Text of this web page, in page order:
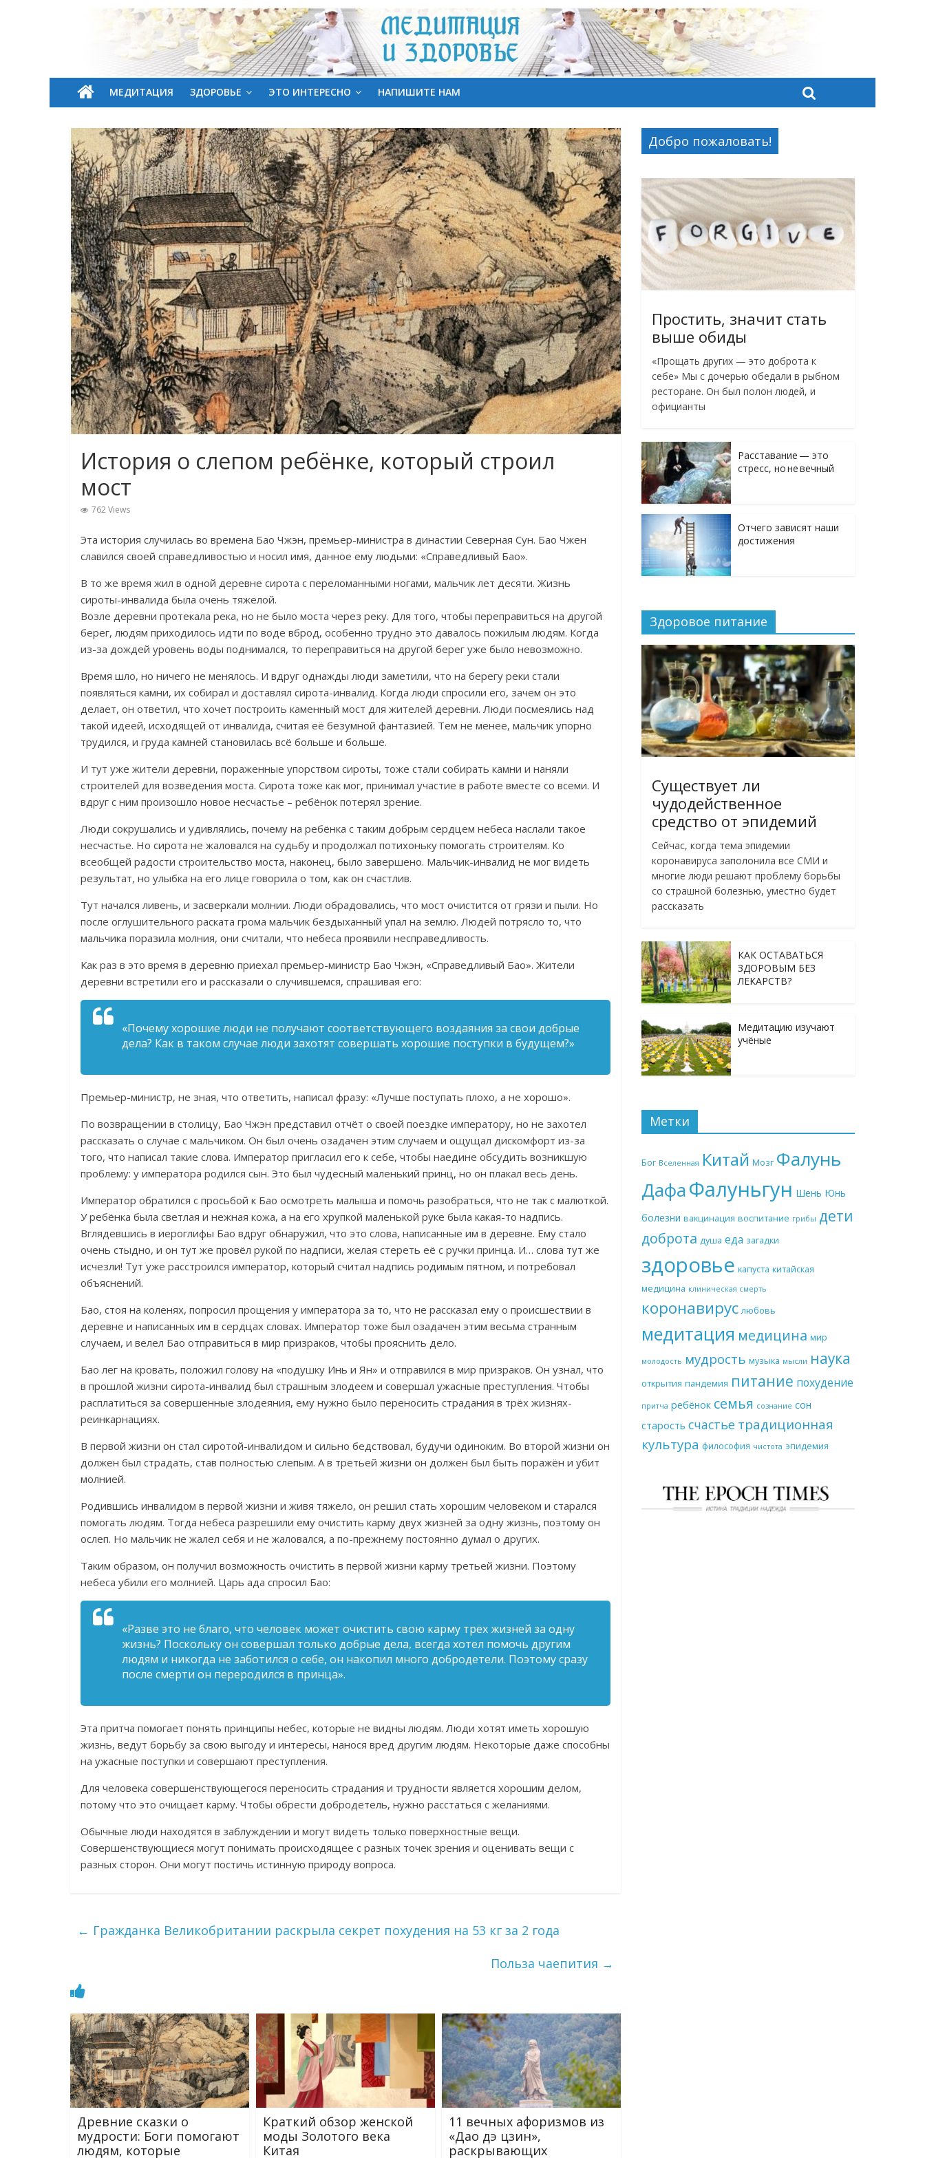
МЕДИТАЦИЯ ЗДОРОВЬЕ ЭТО ИНТЕРЕСНО НАПИШИТЕ НАМ
История о слепом ребёнке, который строил
мост
762 Views
Эта история случилась во времена Бао Чжэн, премьер-министра в династии Северная Сун. Бао Чжен
славился своей справедливостью и носил имя, данное ему людьми: «Справедливый Бао».
В то же время жил в одной деревне сирота с переломанными ногами, мальчик лет десяти. Жизнь
сироты-инвалида была очень тяжелой.
Возле деревни протекала река, но не было моста через реку. Для того, чтобы переправиться на другой
берег, людям приходилось идти по воде вброд, особенно трудно это давалось пожилым людям. Когда
из-за дождей уровень воды поднимался, то переправиться на другой берег уже было невозможно.
Время шло, но ничего не менялось. И вдруг однажды люди заметили, что на берегу реки стали
появляться камни, их собирал и доставлял сирота-инвалид. Когда люди спросили его, зачем он это
делает, он ответил, что хочет построить каменный мост для жителей деревни. Люди посмеялись над
такой идеей, исходящей от инвалида, считая её безумной фантазией. Тем не менее, мальчик упорно
трудился, и груда камней становилась всё больше и больше.
И тут уже жители деревни, пораженные упорством сироты, тоже стали собирать камни и наняли
строителей для возведения моста. Сирота тоже как мог, принимал участие в работе вместе со всеми. И
вдруг с ним произошло новое несчастье – ребёнок потерял зрение.
Люди сокрушались и удивлялись, почему на ребёнка с таким добрым сердцем небеса наслали такое
несчастье. Но сирота не жаловался на судьбу и продолжал потихоньку помогать строителям. Ко
всеобщей радости строительство моста, наконец, было завершено. Мальчик-инвалид не мог видеть
результат, но улыбка на его лице говорила о том, как он счастлив.
Тут начался ливень, и засверкали молнии. Люди обрадовались, что мост очистится от грязи и пыли. Но
после оглушительного раската грома мальчик бездыханный упал на землю. Людей потрясло то, что
мальчика поразила молния, они считали, что небеса проявили несправедливость.
Как раз в это время в деревню приехал премьер-министр Бао Чжэн, «Справедливый Бао». Жители
деревни встретили его и рассказали о случившемся, спрашивая его:
«Почему хорошие люди не получают соответствующего воздаяния за свои добрые
дела? Как в таком случае люди захотят совершать хорошие поступки в будущем?»
Премьер-министр, не зная, что ответить, написал фразу: «Лучше поступать плохо, а не хорошо».
По возвращении в столицу, Бао Чжэн представил отчёт о своей поездке императору, но не захотел
рассказать о случае с мальчиком. Он был очень озадачен этим случаем и ощущал дискомфорт из-за
того, что написал такие слова. Император пригласил его к себе, чтобы наедине обсудить возникшую
проблему: у императора родился сын. Это был чудесный маленький принц, но он плакал весь день.
Император обратился с просьбой к Бао осмотреть малыша и помочь разобраться, что не так с малюткой.
У ребёнка была светлая и нежная кожа, а на его хрупкой маленькой руке была какая-то надпись.
Вглядевшись в иероглифы Бао вдруг обнаружил, что это слова, написанные им в деревне. Ему стало
очень стыдно, и он тут же провёл рукой по надписи, желая стереть её с ручки принца. И… слова тут же
исчезли! Тут уже расстроился император, который считал надпись родимым пятном, и потребовал
объяснений.
Бао, стоя на коленях, попросил прощения у императора за то, что не рассказал ему о происшествии в
деревне и написанных им в сердцах словах. Император тоже был озадачен этим весьма странным
случаем, и велел Бао отправиться в мир призраков, чтобы прояснить дело.
Бао лег на кровать, положил голову на «подушку Инь и Ян» и отправился в мир призраков. Он узнал, что
в прошлой жизни сирота-инвалид был страшным злодеем и совершал ужасные преступления. Чтобы
расплатиться за совершенные злодеяния, ему нужно было переносить страдания в трёх жизнях-
реинкарнациях.
В первой жизни он стал сиротой-инвалидом и сильно бедствовал, будучи одиноким. Во второй жизни он
должен был страдать, став полностью слепым. А в третьей жизни он должен был быть поражён и убит
молнией.
Родившись инвалидом в первой жизни и живя тяжело, он решил стать хорошим человеком и старался
помогать людям. Тогда небеса разрешили ему очистить карму двух жизней за одну жизнь, поэтому он
ослеп. Но мальчик не жалел себя и не жаловался, а по-прежнему постоянно думал о других.
Таким образом, он получил возможность очистить в первой жизни карму третьей жизни. Поэтому
небеса убили его молнией. Царь ада спросил Бао:
«Разве это не благо, что человек может очистить свою карму трёх жизней за одну
жизнь? Поскольку он совершал только добрые дела, всегда хотел помочь другим
людям и никогда не заботился о себе, он накопил много добродетели. Поэтому сразу
после смерти он переродился в принца».
Эта притча помогает понять принципы небес, которые не видны людям. Люди хотят иметь хорошую
жизнь, ведут борьбу за свою выгоду и интересы, нанося вред другим людям. Некоторые даже способны
на ужасные поступки и совершают преступления.
Для человека совершенствующегося переносить страдания и трудности является хорошим делом,
потому что это очищает карму. Чтобы обрести добродетель, нужно расстаться с желаниями.
Обычные люди находятся в заблуждении и могут видеть только поверхностные вещи.
Совершенствующиеся могут понимать происходящее с разных точек зрения и оценивать вещи с
разных сторон. Они могут постичь истинную природу вопроса.
← Гражданка Великобритании раскрыла секрет похудения на 53 кг за 2 года
Польза чаепития →
Древние сказки о
мудрости: Боги помогают
людям, которые
Краткий обзор женской
моды Золотого века
Китая
11 вечных афоризмов из
«Дао дэ цзин»,
раскрывающих
Добро пожаловать!
Простить, значит стать
выше обиды
«Прощать других — это доброта к
себе» Мы с дочерью обедали в рыбном
ресторане. Он был полон людей, и
официанты
Расставание — это
стресс, но не вечный
Отчего зависят наши
достижения
Здоровое питание
Существует ли
чудодейственное
средство от эпидемий
Сейчас, когда тема эпидемии
коронавируса заполонила все СМИ и
многие люди решают проблему борьбы
со страшной болезнью, уместно будет
рассказать
КАК ОСТАВАТЬСЯ
ЗДОРОВЫМ БЕЗ
ЛЕКАРСТВ?
Медитацию изучают
учёные
Метки
Бог Вселенная Китай Мозг Фалунь
ДафаФалуньгун Шень Юнь
болезни вакцинация воспитание грибы дети
доброта душа еда загадки
здоровье капуста китайская
медицина клиническая смерть
коронавирус любовь
медитация медицина мир
молодость мудрость музыка мысли наука
открытия пандемия питание похудение
притча ребёнок семья сознание сон
старость счастье традиционная
культура философия чистота эпидемия